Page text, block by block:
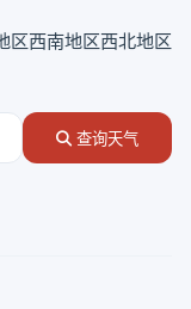
区西南地区西北地区
查询天气